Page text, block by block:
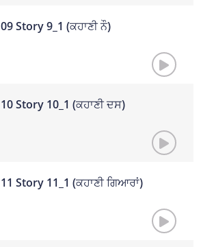
09 Story 9_1 (ਕਹਾਣੀ ਨੌ)
10 Story 10_1 (ਕਹਾਣੀ ਦਸ)
11 Story 11_1 (ਕਹਾਣੀ ਗਿਆਰਾਂ)